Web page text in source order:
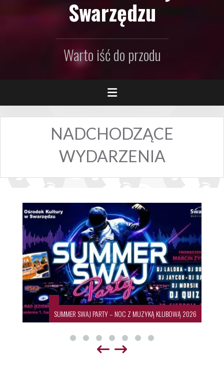
Swarzędzu
Warto iść do przodu
NADCHODZĄCE
WYDARZENIA
SUMMER SWAJ PARTY – NOC Z MUZYKĄ KLUBOWĄ 2026